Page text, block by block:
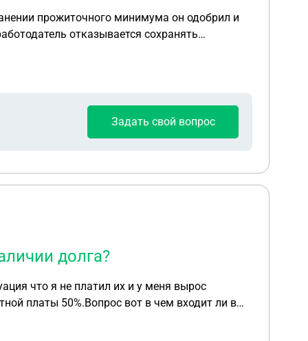
отказывается сохранять
Задать свой вопрос
долга?
что я не платил их и у меня вырос
платы 50%.Вопрос вот в чем входит ли в